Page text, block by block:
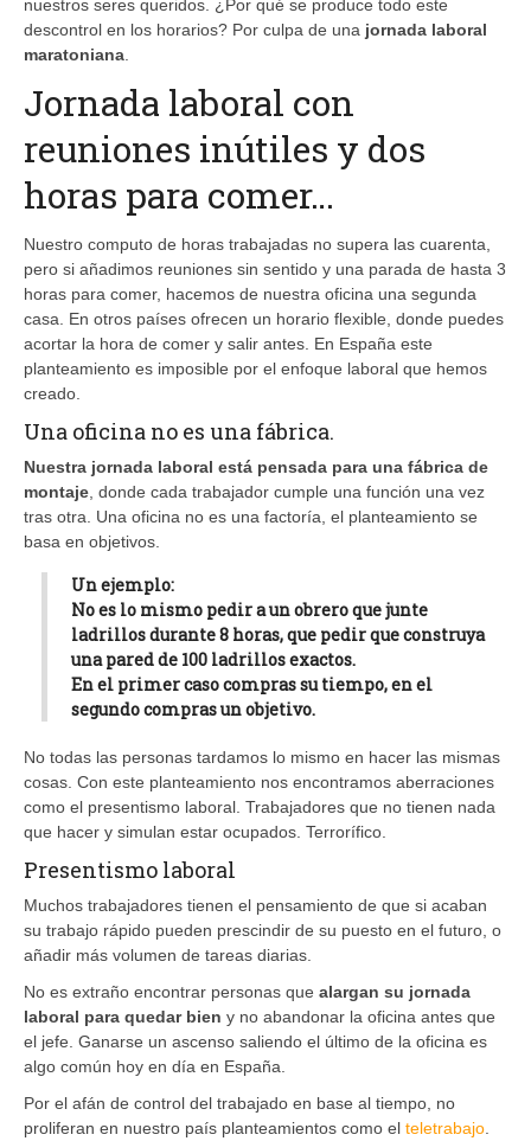
nuestros seres queridos. ¿Por qué se produce todo este
descontrol en los horarios? Por culpa de una jornada laboral
maratoniana
Jornada laboral con
reuniones inútiles y dos
horas para comer…
Nuestro computo de horas trabajadas no supera las cuarenta,
pero si añadimos reuniones sin sentido y una parada de hasta 3
horas para comer, hacemos de nuestra oficina una segunda
casa. En otros países ofrecen un horario flexible, donde puedes
acortar la hora de comer y salir antes. En España este
planteamiento es imposible por el enfoque laboral que hemos
creado.
Una oficina no es una fábrica.
Nuestra jornada laboral está pensada para una fábrica de
montaje , donde cada trabajador cumple una función una vez
tras otra. Una oficina no es una factoría, el planteamiento se
basa en objetivos.
Un ejemplo:
No es lo mismo pedir a un obrero que junte
ladrillos durante 8 horas, que pedir que construya
una pared de 100 ladrillos exactos.
En el primer caso compras su tiempo, en el
segundo compras un objetivo.
No todas las personas tardamos lo mismo en hacer las mismas
cosas. Con este planteamiento nos encontramos aberraciones
como el presentismo laboral. Trabajadores que no tienen nada
que hacer y simulan estar ocupados. Terrorífico.
Presentismo laboral
Muchos trabajadores tienen el pensamiento de que si acaban
su trabajo rápido pueden prescindir de su puesto en el futuro, o
añadir más volumen de tareas diarias.
No es extraño encontrar personas que alargan su jornada
laboral para quedar bien y no abandonar la oficina antes que
el jefe. Ganarse un ascenso saliendo el último de la oficina es
algo común hoy en día en España.
Por el afán de control del trabajado en base al tiempo, no
proliferan en nuestro país planteamientos como el teletrabajo